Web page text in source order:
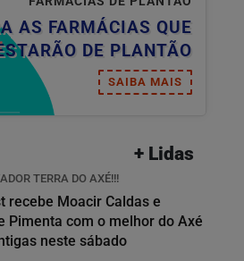
AS FARMÁCIAS QUE
DE PLANTÃO
SAIBA MAIS
+ Lidas
TERRA DO AXÉ!!!
recebe Moacir Caldas e
Pimenta com o melhor do Axé
neste sábado